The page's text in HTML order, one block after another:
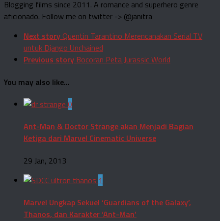
Blogging films since 2011. A romance and superhero genre
aficionado. Follow me on twitter -> @janitra
Next storyQuentin Tarantino Merencanakan Serial TV
untuk Django Unchained
Previous story Bocoran Peta Jurassic World
You may also like...
0
Ant-Man & Doctor Strange akan Menjadi Bagian
Ketiga dari Marvel Cinematic Universe
29 Jan, 2013
1
Marvel Ungkap Sekuel ‘Guardians of the Galaxy’,
Thanos, dan Karakter ‘Ant-Man’